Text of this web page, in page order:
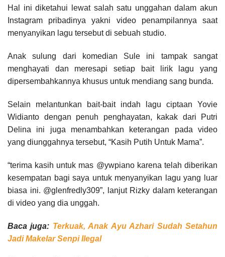
Hal ini diketahui lewat salah satu unggahan dalam akun
Instagram pribadinya yakni video penampilannya saat
menyanyikan lagu tersebut di sebuah studio.
Anak sulung dari komedian Sule ini tampak sangat
menghayati dan meresapi setiap bait lirik lagu yang
dipersembahkannya khusus untuk mendiang sang bunda.
Selain melantunkan bait-bait indah lagu ciptaan Yovie
Widianto dengan penuh penghayatan, kakak dari Putri
Delina ini juga menambahkan keterangan pada video
yang diunggahnya tersebut, “Kasih Putih Untuk Mama”.
“terima kasih untuk mas @ywpiano karena telah diberikan
kesempatan bagi saya untuk menyanyikan lagu yang luar
biasa ini. @glenfredly309”, lanjut Rizky dalam keterangan
di video yang dia unggah.
Baca juga: Terkuak, Anak Ayu Azhari Sudah Setahun
Jadi Makelar Senpi Ilegal